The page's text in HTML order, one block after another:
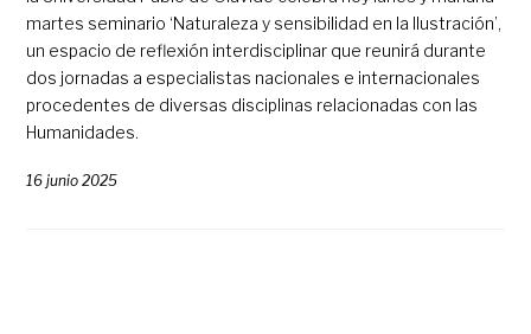
martes seminario ‘Naturaleza y sensibilidad en la Ilustración’,
un espacio de reflexión interdisciplinar que reunirá durante
dos jornadas a especialistas nacionales e internacionales
procedentes de diversas disciplinas relacionadas con las
Humanidades.
16 junio 2025